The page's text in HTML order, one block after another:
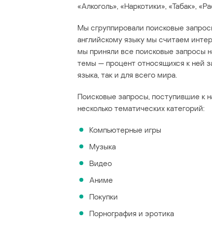
«Алкоголь», «Наркотики», «Табак»,
Мы сгруппировали поисковые
английскому языку мы считаем
мы приняли все поисковые запросы
темы — процент относящихся к ней
языка, так и для всего мира.
Поисковые запросы, поступившие к
несколько тематических категорий:
Компьютерные игры
Музыка
Видео
Аниме
Покупки
Порнография и эротика